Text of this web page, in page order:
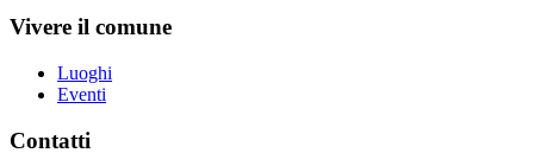
Vivere il comune
Luoghi
Eventi
Contatti